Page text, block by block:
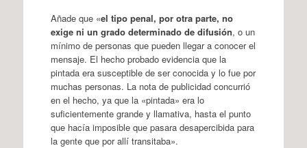
Añade que «el tipo penal, por otra parte, no
exige ni un grado determinado de difusión, o un
mínimo de personas que pueden llegar a conocer el
mensaje. El hecho probado evidencia que la
pintada era susceptible de ser conocida y lo fue por
muchas personas. La nota de publicidad concurrió
en el hecho, ya que la «pintada» era lo
suficientemente grande y llamativa, hasta el punto
que hacía imposible que pasara desapercibida para
la gente que por allí transitaba».